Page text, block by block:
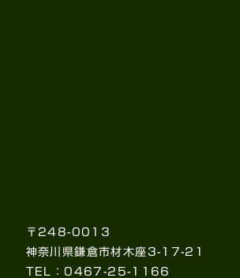
〒248-0013
神奈川県鎌倉市材木座3-17-21
TEL：0467-25-1166